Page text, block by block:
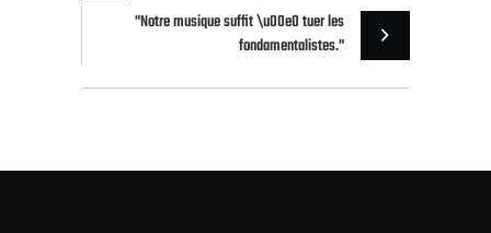
"Notre musique suffit \u00e0 tuer les
fondamentalistes."